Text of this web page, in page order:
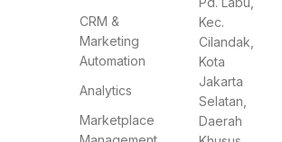
CRM &
Marketing
Automation
Analytics
Marketplace
Kec.
Cilandak,
Kota
Jakarta
Selatan,
Daerah